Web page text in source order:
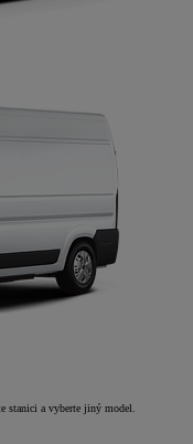
stanici a vyberte jiný model.